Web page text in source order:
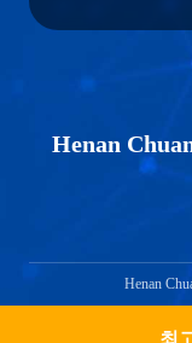
최
Henan
Henan